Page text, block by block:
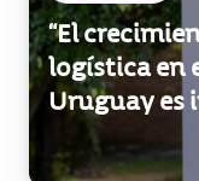
Inversiones